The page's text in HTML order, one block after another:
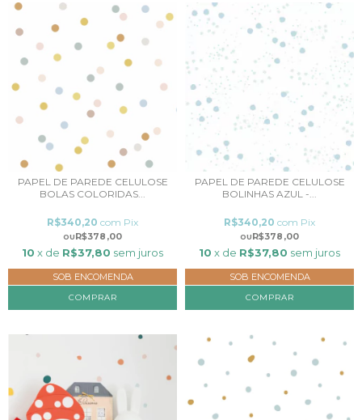
PAPEL DE PAREDE CELULOSE
BOLAS COLORIDAS...
R$378,00
R$340,20 com Pix
10 x de R$37,80 sem juros
SOB ENCOMENDA
COMPRAR
PAPEL DE PAREDE CELULOSE
BOLINHAS AZUL -...
R$378,00
R$340,20 com Pix
10 x de R$37,80 sem juros
SOB ENCOMENDA
COMPRAR